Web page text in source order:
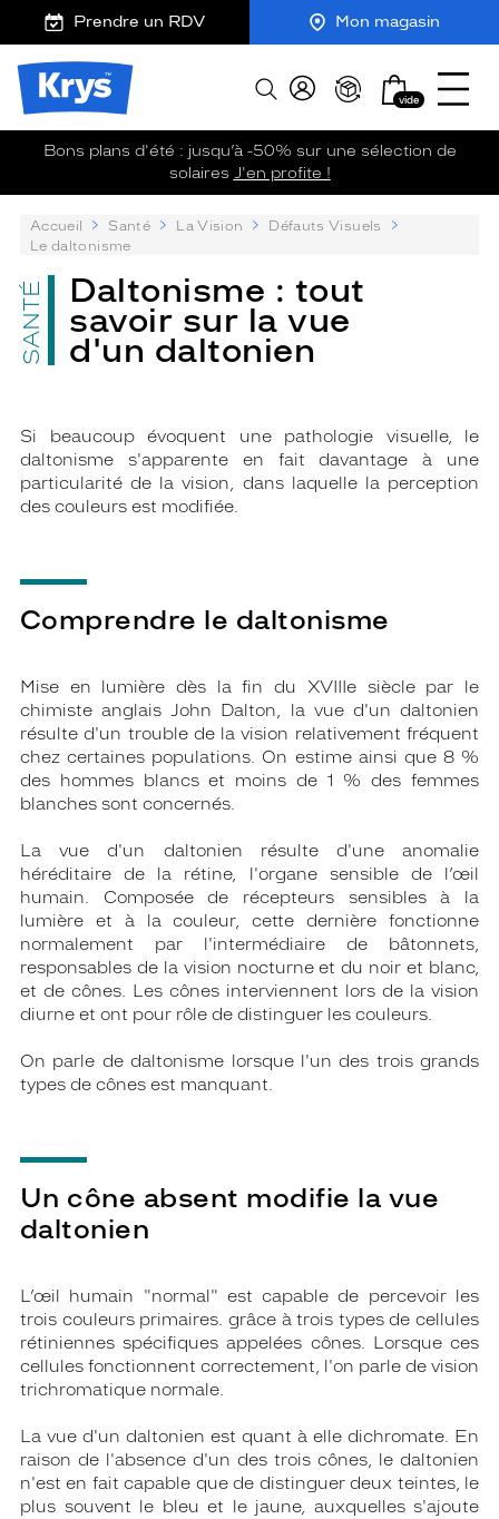
AU
Opticien
Krys
confiance
Prendre un RDV Mon magasin
Afficher
recherche
Mon
panier
vide
Ouvrir
menu
Bons plans d'été : jusqu’à -50% sur une sélection de
solaires J'en profite !
Accueil Santé La Vision
Défauts Visuels
Le daltonisme
SANTÉ Daltonisme : tout
savoir sur la vue
d'un daltonien
Si beaucoup évoquent une pathologie visuelle, le
daltonisme s'apparente en fait davantage à une
particularité de la vision, dans laquelle la perception
des couleurs est modifiée.
Comprendre le daltonisme
Mise en lumière dès la fin du XVIIIe siècle par le
chimiste anglais John Dalton, la vue d'un daltonien
résulte d'un trouble de la vision relativement fréquent
chez certaines populations. On estime ainsi que 8 %
des hommes blancs et moins de 1 % des femmes
blanches sont concernés.
La vue d'un daltonien résulte d'une anomalie
héréditaire de la rétine, l'organe sensible de l’œil
humain. Composée de récepteurs sensibles à la
lumière et à la couleur, cette dernière fonctionne
normalement par l'intermédiaire de bâtonnets,
responsables de la vision nocturne et du noir et blanc,
et de cônes. Les cônes interviennent lors de la vision
diurne et ont pour rôle de distinguer les couleurs.
On parle de daltonisme lorsque l'un des trois grands
types de cônes est manquant.
Un cône absent modifie la vue
daltonien
L’œil humain "normal" est capable de percevoir les
trois couleurs primaires. grâce à trois types de cellules
rétiniennes spécifiques appelées cônes. Lorsque ces
cellules fonctionnent correctement, l'on parle de vision
trichromatique normale.
La vue d'un daltonien est quant à elle dichromate. En
raison de l'absence d'un des trois cônes, le daltonien
n'est en fait capable que de distinguer deux teintes, le
plus souvent le bleu et le jaune, auxquelles s'ajoute